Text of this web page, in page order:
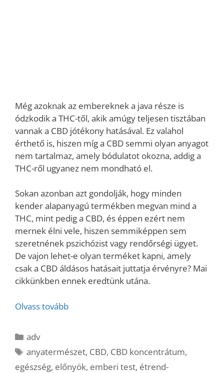
Még azoknak az embereknek a java része is
ódzkodik a THC-től, akik amúgy teljesen tisztában
vannak a CBD jótékony hatásával. Ez valahol
érthető is, hiszen míg a CBD semmi olyan anyagot
nem tartalmaz, amely bódulatot okozna, addig a
THC-ről ugyanez nem mondható el.
Sokan azonban azt gondolják, hogy minden
kender alapanyagú termékben megvan mind a
THC, mint pedig a CBD, és éppen ezért nem
mernek élni vele, hiszen semmiképpen sem
szeretnének pszichózist vagy rendőrségi ügyet.
De vajon lehet-e olyan terméket kapni, amely
csak a CBD áldásos hatásait juttatja érvényre? Mai
cikkünkben ennek eredtünk utána.
Olvass tovább
Kategória
adv
Címkék
anyatermészet, CBD, CBD koncentrátum,
egészség, előnyök, emberi test, étrend-